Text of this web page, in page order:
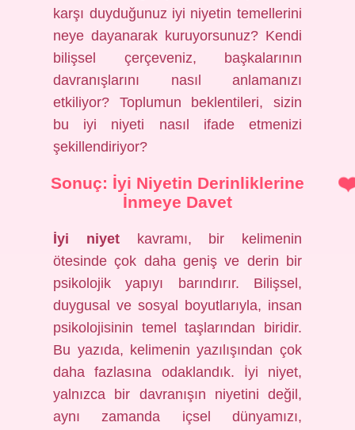
karşı duyduğunuz iyi niyetin temellerini
neye dayanarak kuruyorsunuz? Kendi
bilişsel çerçeveniz, başkalarının
davranışlarını nasıl anlamanızı
etkiliyor? Toplumun beklentileri, sizin
bu iyi niyeti nasıl ifade etmenizi
şekillendiriyor?
Sonuç: İyi Niyetin Derinliklerine
İnmeye Davet
İyi niyetkavramı, bir kelimenin
ötesinde çok daha geniş ve derin bir
psikolojik yapıyı barındırır. Bilişsel,
duygusal ve sosyal boyutlarıyla, insan
psikolojisinin temel taşlarından biridir.
Bu yazıda, kelimenin yazılışından çok
daha fazlasına odaklandık. İyi niyet,
yalnızca bir davranışın niyetini değil,
aynı zamanda içsel dünyamızı,